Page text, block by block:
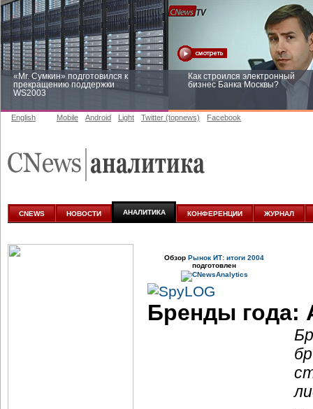
«Mr. Сумкин» подготовился к
прекращению поддержки
WS2003
Как строился электронный
бизнес Банка Москвы?
аналитике
English Mobile Android Light Twitter (topnews) Facebook
CNEWS НОВОСТИ АНАЛИТИКА КОНФЕРЕНЦИИ ЖУРНАЛ
Обзор Рынок ИТ: итоги 2004
подготовлен
Бренды года: